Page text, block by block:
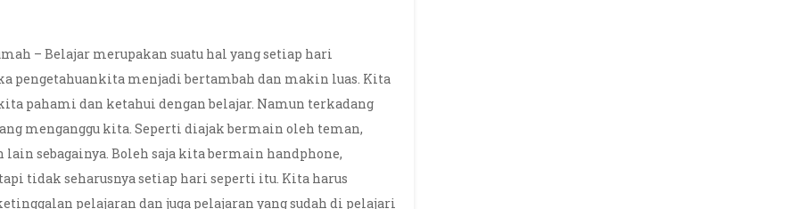
– Belajar merupakan suatu hal yang setiap hari
pengetahuankita menjadi bertambah dan makin luas. Kita
pahami dan ketahui dengan belajar. Namun terkadang
menganggu kita. Seperti diajak bermain oleh teman,
sebagainya. Boleh saja kita bermain handphone,
tidak seharusnya setiap hari seperti itu. Kita harus
pelajaran dan juga pelajaran yang sudah di pelajari